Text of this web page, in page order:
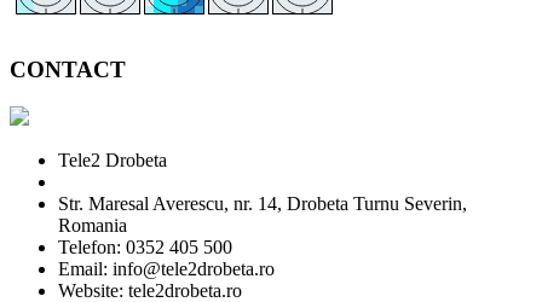
CONTACT
Tele2 Drobeta
Str. Maresal Averescu, nr. 14, Drobeta Turnu Severin,
Romania
Telefon: 0352 405 500
Email: info@tele2drobeta.ro
Website: tele2drobeta.ro